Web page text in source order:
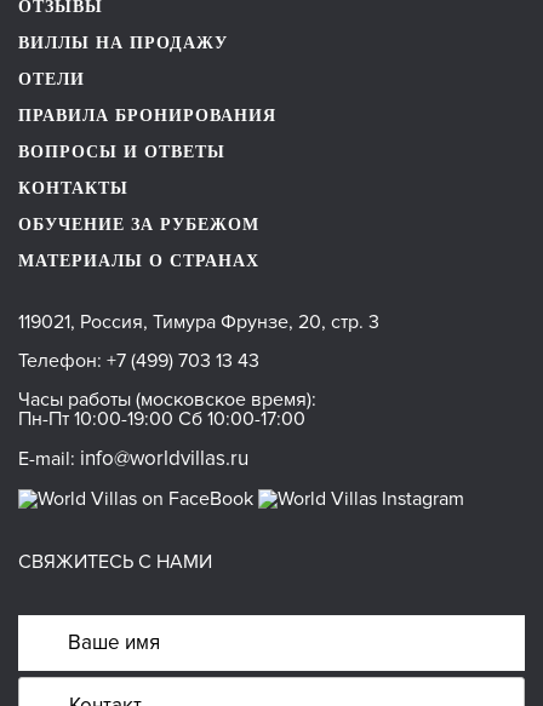
ОТЗЫВЫ
ВИЛЛЫ НА ПРОДАЖУ
ОТЕЛИ
ПРАВИЛА БРОНИРОВАНИЯ
ВОПРОСЫ И ОТВЕТЫ
КОНТАКТЫ
ОБУЧЕНИЕ ЗА РУБЕЖОМ
МАТЕРИАЛЫ О СТРАНАХ
119021, Россия, Тимура Фрунзе, 20, стр. 3
Телефон: +7 (499) 703 13 43
Часы работы (московское время):
Пн-Пт 10:00-19:00 Сб 10:00-17:00
E-mail: info@worldvillas.ru
СВЯЖИТЕСЬ С НАМИ